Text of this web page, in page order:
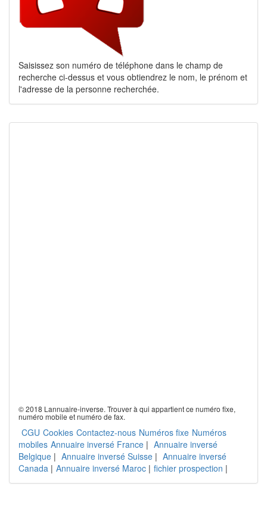
Saisissez son numéro de téléphone dans le champ de
recherche ci-dessus et vous obtiendrez le nom, le prénom et
l'adresse de la personne recherchée.
© 2018 Lannuaire-inverse. Trouver à qui appartient ce numéro fixe,
numéro mobile et numéro de fax.
CGU Cookies Contactez-nous Numéros fixe Numéros
mobiles Annuaire inversé France | Annuaire inversé
Belgique | Annuaire inversé Suisse | Annuaire inversé
Canada | Annuaire inversé Maroc | fichier prospection |